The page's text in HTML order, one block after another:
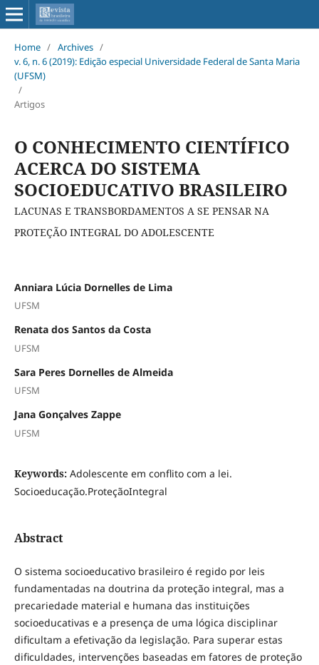
Home / Archives /
v. 6, n. 6 (2019): Edição especial Universidade Federal de Santa Maria
(UFSM)
/
Artigos
O CONHECIMENTO CIENTÍFICO
ACERCA DO SISTEMA
SOCIOEDUCATIVO BRASILEIRO
LACUNAS E TRANSBORDAMENTOS A SE PENSAR NA
PROTEÇÃO INTEGRAL DO ADOLESCENTE
Anniara Lúcia Dornelles de Lima
UFSM
Renata dos Santos da Costa
UFSM
Sara Peres Dornelles de Almeida
UFSM
Jana Gonçalves Zappe
UFSM
Keywords: Adolescente em conflito com a lei.
Socioeducação.ProteçãoIntegral
Abstract
O sistema socioeducativo brasileiro é regido por leis
fundamentadas na doutrina da proteção integral, mas a
precariedade material e humana das instituições
socioeducativas e a presença de uma lógica disciplinar
dificultam a efetivação da legislação. Para superar estas
dificuldades, intervenções baseadas em fatores de proteção